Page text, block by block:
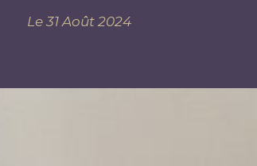
Le 31 Août 2024